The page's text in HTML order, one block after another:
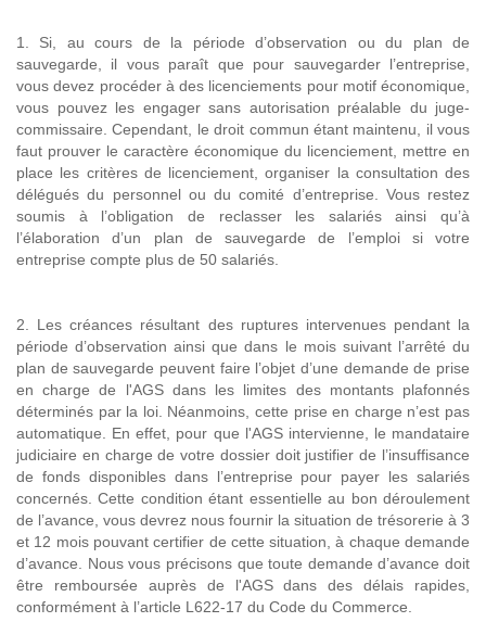
1. Si, au cours de la période d’observation ou du plan de
sauvegarde, il vous paraît que pour sauvegarder l’entreprise,
vous devez procéder à des licenciements pour motif économique,
vous pouvez les engager sans autorisation préalable du juge-
commissaire. Cependant, le droit commun étant maintenu, il vous
faut prouver le caractère économique du licenciement, mettre en
place les critères de licenciement, organiser la consultation des
délégués du personnel ou du comité d’entreprise. Vous restez
soumis à l’obligation de reclasser les salariés ainsi qu’à
l’élaboration d’un plan de sauvegarde de l’emploi si votre
entreprise compte plus de 50 salariés.
2. Les créances résultant des ruptures intervenues pendant la
période d’observation ainsi que dans le mois suivant l’arrêté du
plan de sauvegarde peuvent faire l’objet d’une demande de prise
en charge de l'AGS dans les limites des montants plafonnés
déterminés par la loi. Néanmoins, cette prise en charge n’est pas
automatique. En effet, pour que l'AGS intervienne, le mandataire
judiciaire en charge de votre dossier doit justifier de l’insuffisance
de fonds disponibles dans l’entreprise pour payer les salariés
concernés. Cette condition étant essentielle au bon déroulement
de l’avance, vous devrez nous fournir la situation de trésorerie à 3
et 12 mois pouvant certifier de cette situation, à chaque demande
d’avance. Nous vous précisons que toute demande d’avance doit
être remboursée auprès de l'AGS dans des délais rapides,
conformément à l’article L622-17 du Code du Commerce.